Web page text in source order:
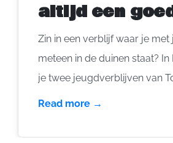
altijd een
Zin in een verblijf waar je met
meteen in de duinen staat? In
je twee jeugdverblijven van
vzw: Vakantiecentrum
volpension. Samen goed
Read more →